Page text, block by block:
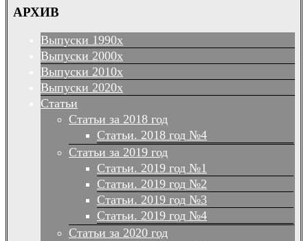
АРХИВ
Выпуски 1990х
Выпуски 2000х
Выпуски 2010х
Выпуски 2020х
Статьи
Статьи за 2018 год
Статьи. 2018 год №4
Статьи за 2019 год
Статьи. 2019 год №1
Статьи. 2019 год №2
Статьи. 2019 год №3
Статьи. 2019 год №4
Статьи за 2020 год